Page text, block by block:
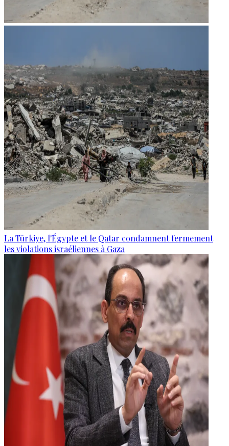
La Türkiye, l'Égypte et le Qatar condamnent fermement
les violations israéliennes à Gaza